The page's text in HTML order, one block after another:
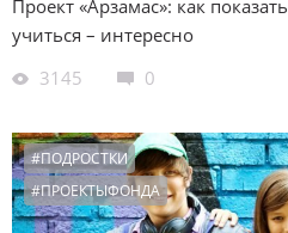
Проект «Арзамас»: как
учиться – интересно
3145
0
#ПОДРОСТКИ
#ПРОЕКТЫФОНДА